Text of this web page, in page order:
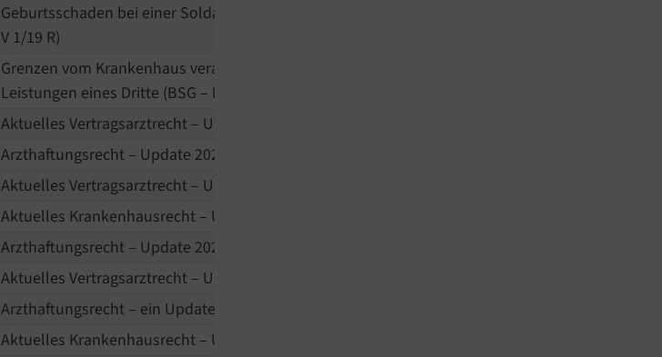
Geburtsschaden bei einer Soldatin (BSG – B 9
V 1/19 R)
Grenzen vom Krankenhaus veranlasster
Leistungen eines Dritte (BSG – B 1 KR 15/21 R)
Aktuelles Vertragsarztrecht – Update 2022
Arzthaftungsrecht – Update 2021
Aktuelles Vertragsarztrecht – Update 2021
Aktuelles Krankenhausrecht – Update 2020
Arzthaftungsrecht – Update 2020
Aktuelles Vertragsarztrecht – Update 2020
Arzthaftungsrecht – ein Update
Aktuelles Krankenhausrecht – Update 2019